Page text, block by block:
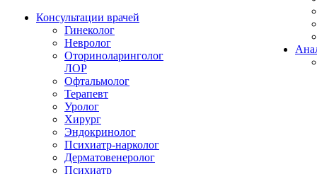
Консультации врачей
Гинеколог
Невролог
Оториноларинголог
ЛОР
Офтальмолог
Терапевт
Уролог
Хирург
Эндокринолог
Психиатр-нарколог
Дерматовенеролог
Психиатр